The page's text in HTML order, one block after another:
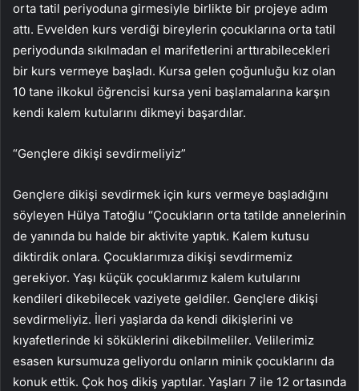
orta tatil periyoduna girmesiyle birlikte bir projeye adım
attı. Evvelden kurs verdiği bireylerin çocuklarına orta tatil
periyodunda sıkılmadan el marifetlerini arttırabilecekleri
bir kurs vermeye başladı. Kursa gelen çoğunluğu kız olan
10 tane ilkokul öğrencisi kursa yeni başlamalarına karşın
kendi kalem kutularını dikmeyi başardılar.
“Gençlere dikişi sevdirmeliyiz”
Gençlere dikişi sevdirmek için kurs vermeye başladığını
söyleyen Hülya Tatoğlu “Çocukların orta tatilde annelerinin
de yanında bu halde bir aktivite yaptık. Kalem kutusu
diktirdik onlara. Çocuklarımıza dikişi sevdirmemiz
gerekiyor. Yaşı küçük çocuklarımız kalem kutularını
kendileri dikebilecek vaziyete geldiler. Gençlere dikişi
sevdirmeliyiz. İleri yaşlarda da kendi dikişlerini ve
kıyafetlerinde ki söküklerini dikebilmeliler. Velilerimiz
esasen kursumuza geliyordu onların minik çocuklarını da
konuk ettik. Çok hoş dikiş yaptılar. Yaşları 7 ile 12 ortasında